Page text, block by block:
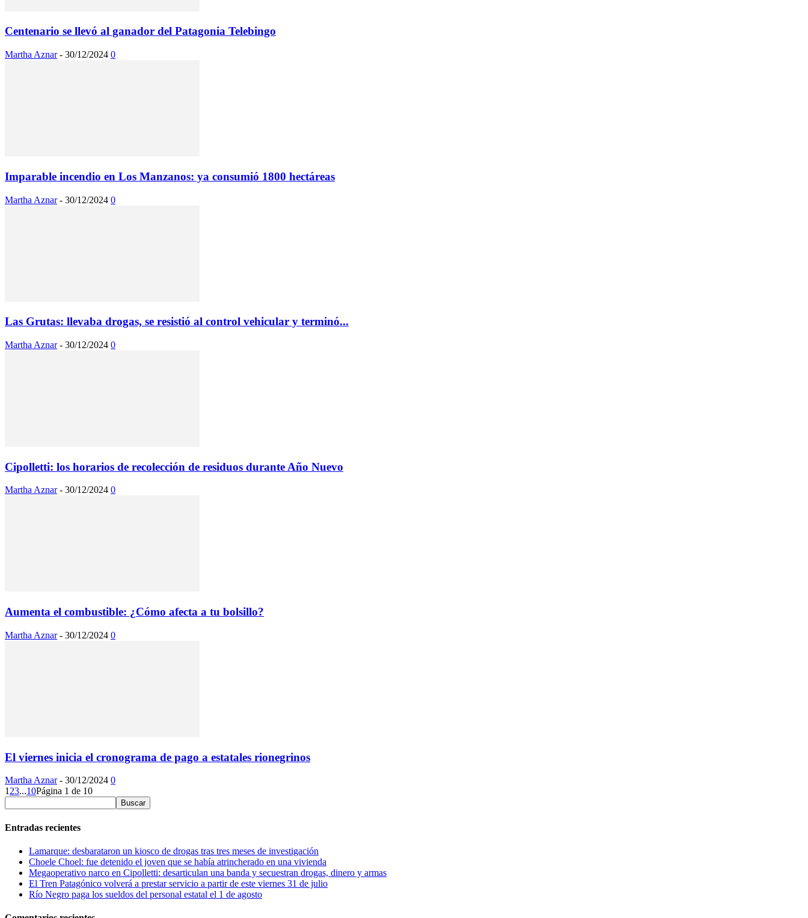
Centenario se llevó al ganador del Patagonia Telebingo
Martha Aznar - 30/12/2024 0
Imparable incendio en Los Manzanos: ya consumió 1800 hectáreas
Martha Aznar - 30/12/2024 0
Las Grutas: llevaba drogas, se resistió al control vehicular y terminó...
Martha Aznar - 30/12/2024 0
Cipolletti: los horarios de recolección de residuos durante Año Nuevo
Martha Aznar - 30/12/2024 0
Aumenta el combustible: ¿Cómo afecta a tu bolsillo?
Martha Aznar - 30/12/2024 0
El viernes inicia el cronograma de pago a estatales rionegrinos
Martha Aznar - 30/12/2024 0
1 23...10Página 1 de 10
Entradas recientes
Lamarque: desbarataron un kiosco de drogas tras tres meses de investigación
Choele Choel: fue detenido el joven que se había atrincherado en una vivienda
Megaoperativo narco en Cipolletti: desarticulan una banda y secuestran drogas, dinero y armas
El Tren Patagónico volverá a prestar servicio a partir de este viernes 31 de julio
Río Negro paga los sueldos del personal estatal el 1 de agosto